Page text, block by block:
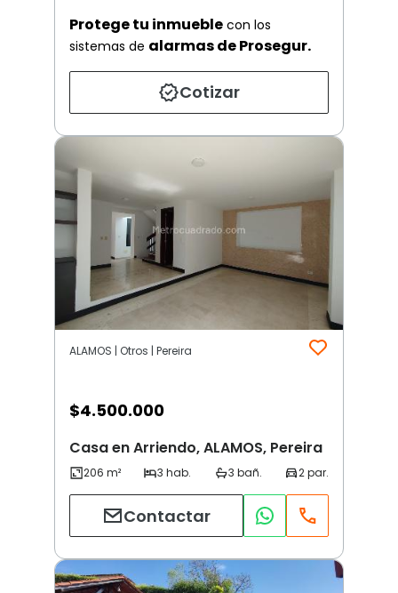
Protege tu inmueble con los
sistemas de alarmas de Prosegur.
Cotizar
ALAMOS | Otros | Pereira
$4.500.000
Casa en Arriendo, ALAMOS, Pereira
Contactar